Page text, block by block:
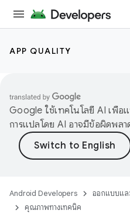
APP QUALITY
Google ใช้เทคโนโลยี AI เพื่อ
การแปลโดย AI อาจมีข้อผิดพลา
Android Developers ออกแบบแล
คุณภาพทางเทคนิค